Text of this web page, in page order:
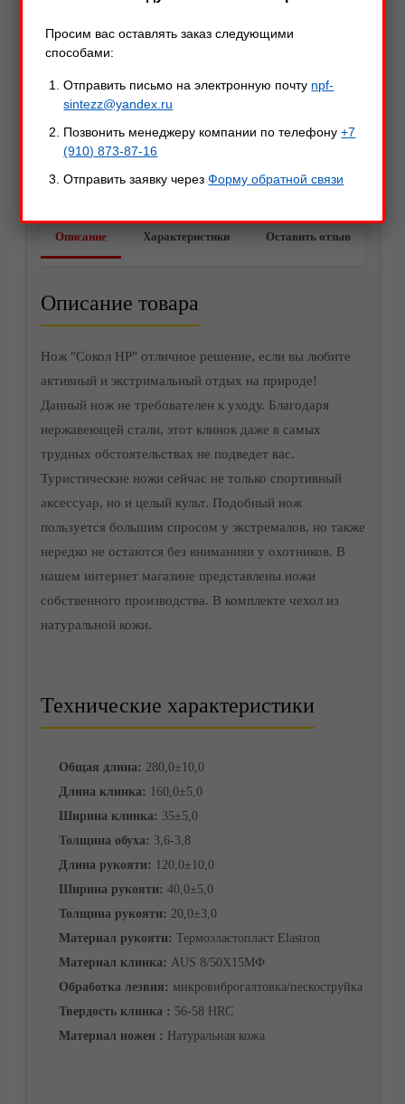
Доставка
Корзина
Описание Характеристики Оставить отзыв
Описание товара
Нож "Сокол НР" отличное решение, если вы любите
активный и экстримальный отдых на природе!
Данный нож не требователен к уходу. Благодаря
нержавеющей стали, этот клинок даже в самых
трудных обстоятельствах не подведет вас.
Туристические ножи сейчас не только спортивный
аксессуар, но и целый культ. Подобный нож
пользуется большим спросом у экстремалов, но также
нередко не остаются без вниманияи у охотников. В
нашем интернет магазине представлены ножи
собственного производства. В комплекте чехол из
натуральной кожи.
Технические характеристики
Общая длина: 280,0±10,0
Длина клинка: 160,0±5,0
Ширина клинка: 35±5,0
Толщина обуха: 3,6-3,8
Длина рукояти: 120,0±10,0
Ширина рукояти: 40,0±5,0
Толщина рукояти: 20,0±3,0
Материал рукояти: Термоэластопласт Elastron
Материал клинка: AUS 8/50Х15МФ
Обработка лезвия: микровиброгалтовка/пескоструйка
Твердость клинка : 56-58 HRC
Материал ножен : Натуральная кожа
Просим вас оставлять заказ следующими
способами:
Отправить письмо на электронную почту npf-
sintezz@yandex.ru
Позвонить менеджеру компании по телефону+7
(910) 873-87-16
Отправить заявку черезФорму обратной связи